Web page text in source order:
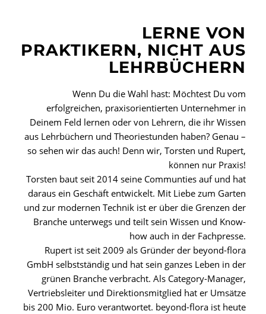
LERNE VON
PRAKTIKERN, NICHT AUS
LEHRBÜCHERN
Wenn Du die Wahl hast: Möchtest Du vom
erfolgreichen, praxisorientierten Unternehmer in
Deinem Feld lernen oder von Lehrern, die ihr Wissen
aus Lehrbüchern und Theoriestunden haben? Genau –
so sehen wir das auch! Denn wir, Torsten und Rupert,
können nur Praxis!
Torsten baut seit 2014 seine Communties auf und hat
daraus ein Geschäft entwickelt. Mit Liebe zum Garten
und zur modernen Technik ist er über die Grenzen der
Branche unterwegs und teilt sein Wissen und Know-
how auch in der Fachpresse.
Rupert ist seit 2009 als Gründer der beyond-flora
GmbH selbstständig und hat sein ganzes Leben in der
grünen Branche verbracht. Als Category-Manager,
Vertriebsleiter und Direktionsmitglied hat er Umsätze
bis 200 Mio. Euro verantwortet. beyond-flora ist heute